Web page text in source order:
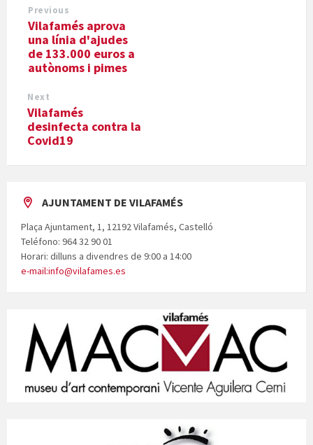
Previous
Vilafamés aprova
una línia d'ajudes
de 133.000 euros a
autònoms i pimes
Next
Vilafamés
desinfecta contra la
Covid19
AJUNTAMENT DE VILAFAMÉS
Plaça Ajuntament, 1, 12192 Vilafamés, Castelló
Teléfono: 964 32 90 01
Horari: dilluns a divendres de 9:00 a 14:00
e-mail:info@vilafames.es